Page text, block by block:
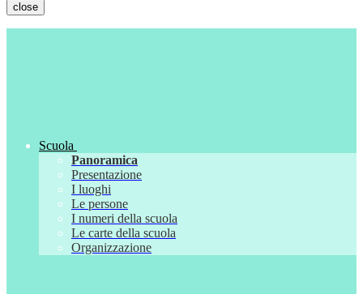
close
Scuola
Panoramica
Presentazione
I luoghi
Le persone
I numeri della scuola
Le carte della scuola
Organizzazione